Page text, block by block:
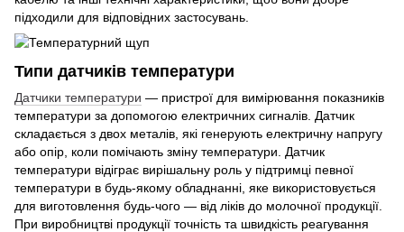
підходили для відповідних застосувань.
Типи датчиків температури
Датчики температури — пристрої для вимірювання показників
температури за допомогою електричних сигналів. Датчик
складається з двох металів, які генерують електричну напругу
або опір, коли помічають зміну температури. Датчик
температури відіграє вирішальну роль у підтримці певної
температури в будь-якому обладнанні, яке використовується
для виготовлення будь-чого — від ліків до молочної продукції.
При виробництві продукції точність та швидкість реагування